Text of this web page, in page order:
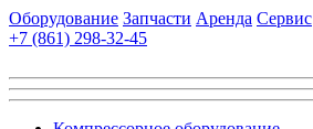
Оборудование Запчасти Аренда Сервис
+7 (861) 298-32-45